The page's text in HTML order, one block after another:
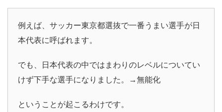
例えば、サッカー東京都選抜で一番うまい選手が日
本代表に呼ばれます。
でも、日本代表の中ではまわりのレベルについてい
けず下手な選手になりました。→無能化
ということが起こるわけです。